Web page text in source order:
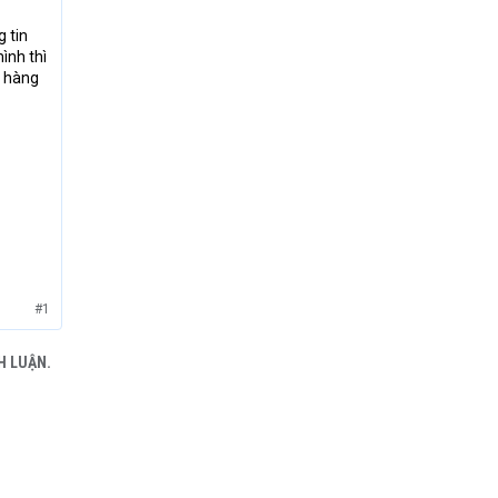
tin
thì
hàng
#1
LUẬN.